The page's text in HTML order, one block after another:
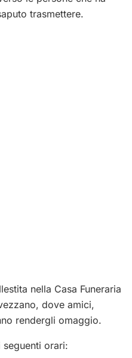
trasmettere.
nella Casa Funeraria
dove amici,
rendergli omaggio.
seguenti orari: